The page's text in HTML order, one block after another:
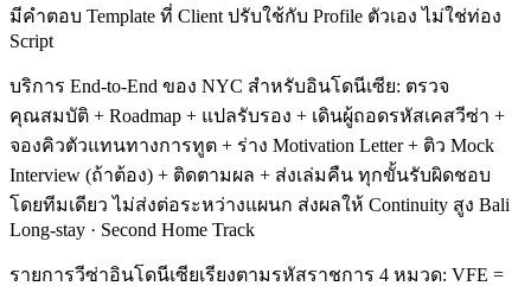
มีคำตอบ Template ที่ Client ปรับใช้กับ Profile ตัวเอง ไม่ใช่ท่อง
Script
บริการ End-to-End ของ NYC สำหรับอินโดนีเซีย: ตรวจ
คุณสมบัติ + Roadmap + แปลรับรอง + เดินผู้ถอดรหัสเคสวีซ่า +
จองคิวตัวแทนทางการทูต + ร่าง Motivation Letter + ติว Mock
Interview (ถ้าต้อง) + ติดตามผล + ส่งเล่มคืน ทุกขั้นรับผิดชอบ
โดยทีมเดียว ไม่ส่งต่อระหว่างแผนก ส่งผลให้ Continuity สูง Bali
Long-stay · Second Home Track
รายการวีซ่าอินโดนีเซียเรียงตามรหัสราชการ 4 หมวด: VFE =